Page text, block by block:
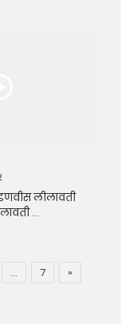
लीलावती
...
… 7 »